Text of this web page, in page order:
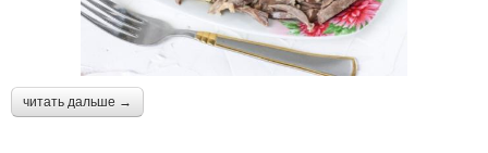
читать дальше →